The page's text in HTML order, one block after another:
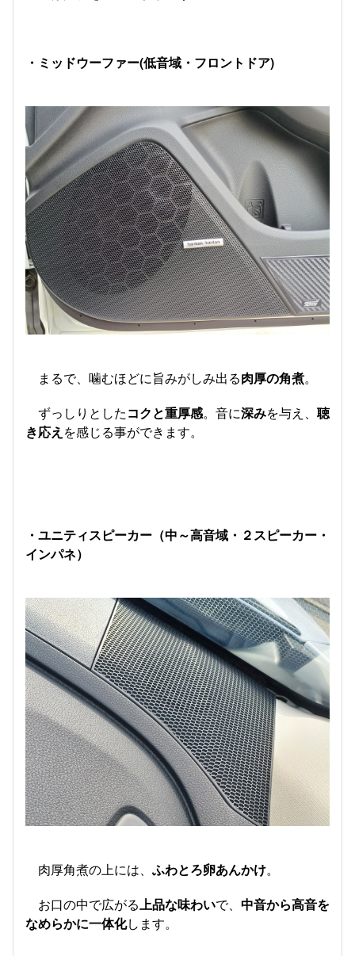
・ミッドウーファー(低音域・フロントドア)
まるで、噛むほどに旨みがしみ出る肉厚の角煮。
ずっしりとしたコクと重厚感。音に深みを与え、 聴
き応え を感じる事ができます。
・ユニティスピーカー（中～高音域・２スピーカー・
インパネ）
肉厚角煮の上には、 ふわとろ卵あんかけ​。
お口の中で広がる上品な味わいで、 中音から高音を
なめらかに一体化します。